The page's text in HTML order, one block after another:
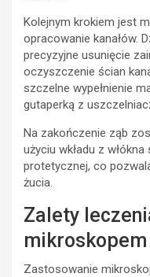
Kolejnym krokiem jest
opracowanie kanałów.
precyzyjne usunięcie
oczyszczenie ścian
szczelne wypełnienie
gutaperką z
Na zakończenie ząb
użyciu wkładu z
protetycznej, co
żucia.
Zalety
mikroskopem
Zastosowanie